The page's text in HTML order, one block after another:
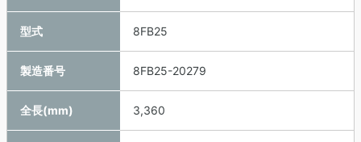
型式 8FB25
製造番号 8FB25-20279
全長(mm) 3,360